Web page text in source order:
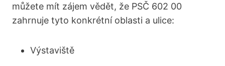
můžete ⁢mít zájem vědět, že PSČ​ 602 00
zahrnuje​ tyto konkrétní oblasti a ulice:‍
Výstaviště